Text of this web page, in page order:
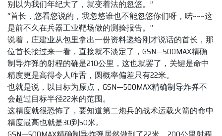
别以为我们年纪大了，就变着法的忽悠。”
“首长，您看您说的，我忽悠谁也不能忽悠你们呀，喏~~~这
是前不久在兵器工业靶场做的测验报告。”
说着，庄建业从包里拿出一份资料递给刚才说话的首长，那
位首长接过来一看，直接就不淡定了，GSN—500MAX精确
制导炸弹的射程的确是210公里，这也就罢了，关键是命中
精度更是高得令人咋舌，圆概率偏差只有22米。
也就是说，以目标为原点，GSN—500MAX精确制导炸弹不
会超过目标半径22米的范围。
这精度就很恐怖了，要知道第二炮兵的战术运载火箭的命中
精度最高也就是30到50米。